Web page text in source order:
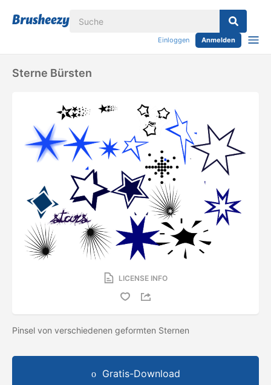
Einloggen Anmelden
Sterne Bürsten
LICENSE INFO
Pinsel von verschiedenen geformten Sternen
Gratis-Download